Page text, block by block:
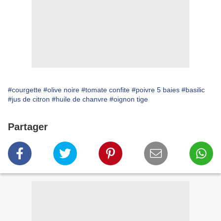
#courgette #olive noire #tomate confite #poivre 5 baies #basilic
#jus de citron #huile de chanvre #oignon tige
Partager